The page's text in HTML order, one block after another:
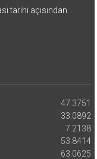
tarihi açısından
47.3751
33.0892
7.2138
53.8414
63.0625